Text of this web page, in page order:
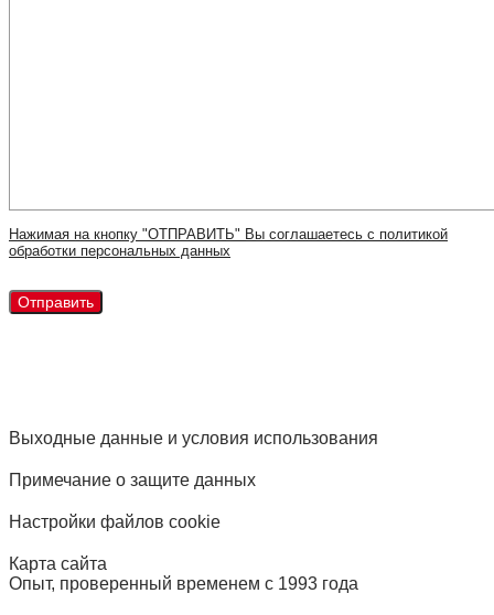
Нажимая на кнопку "ОТПРАВИТЬ" Вы соглашаетесь с политикой
обработки персональных данных
Выходные данные и условия использования
Примечание о защите данных
Настройки файлов cookie
Карта сайта
Опыт, проверенный временем с 1993 года